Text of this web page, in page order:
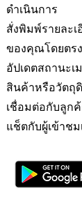
ดำเนินการ
สั่งพิมพ์รายละ
ของคุณโดยตรง
อัปเดตสถานะ
สินค้าหรือวัตถุ
เชื่อมต่อกับลูก
แช็ตกับผู้เข้าชม